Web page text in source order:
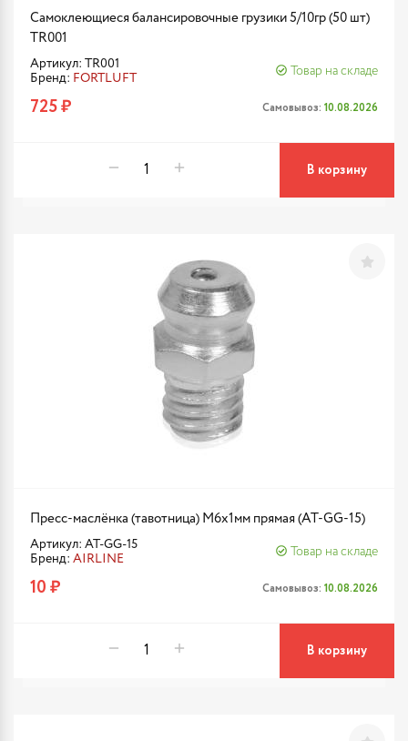
Самоклеющиеся балансировочные грузики 5/10гр (50 шт)
TR001
Артикул: TR001
Бренд: FORTLUFT
Товар на складе
725 ₽ Самовывоз: 10.08.2026
В корзину
Пресс-маслёнка (тавотница) М6х1мм прямая (AT-GG-15)
Артикул: AT-GG-15
Бренд: AIRLINE
Товар на складе
10 ₽ Самовывоз: 10.08.2026
В корзину